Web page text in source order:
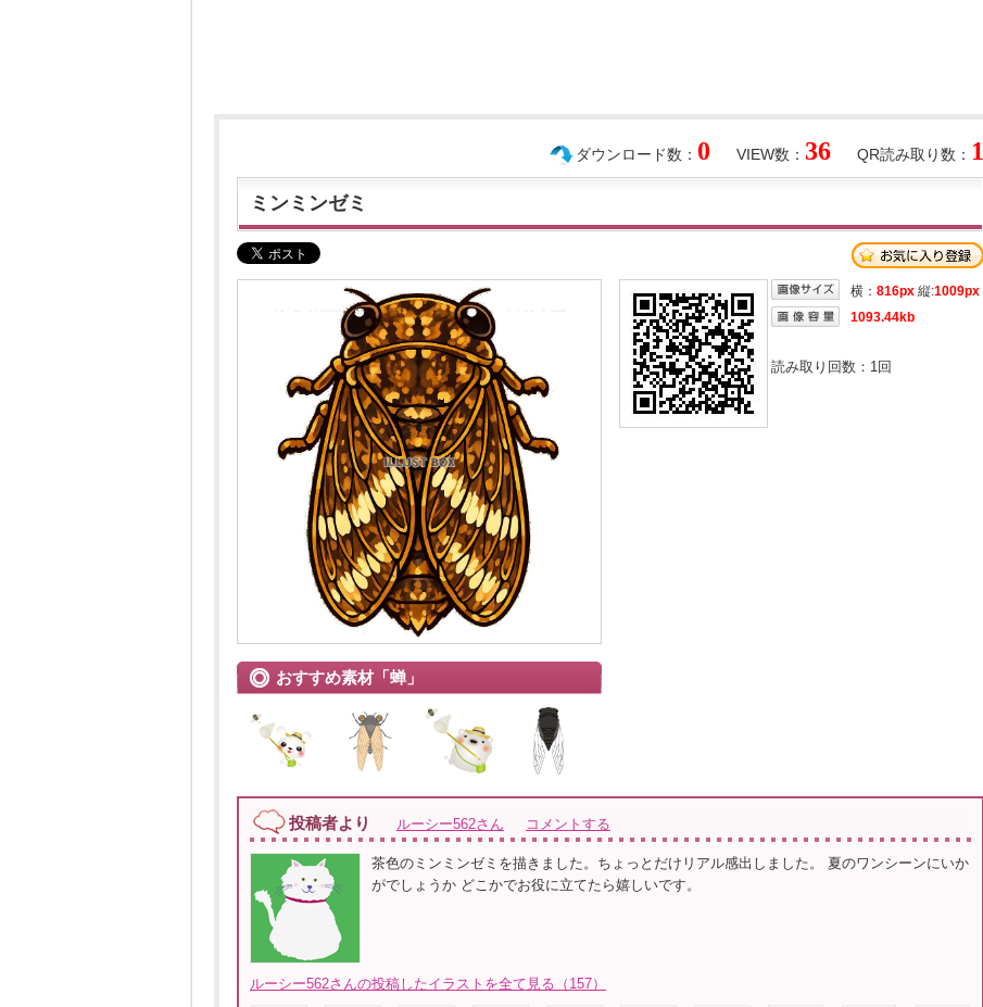
QR読み取り数： 1
VIEW数： 36
ダウンロード数： 0
ミンミンゼミ
おすすめ素材「蝉」
横： 816px 縦:1009px
1093.44kb
読み取り回数： 1回
投稿者より ルーシー562さん コメントする
茶色のミンミンゼミを描きました。ちょっとだけリアル感出しました。 夏のワンシーンにいか
がでしょうか どこかでお役に立てたら嬉しいです。
ルーシー562さんの投稿したイラストを全て見る（157）